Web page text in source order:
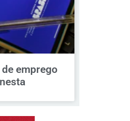
emprego